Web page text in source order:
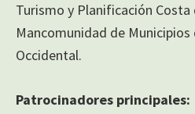
Turismo y Planificación Costa
Mancomunidad de Municipios
Occidental.
Patrocinadores principales: